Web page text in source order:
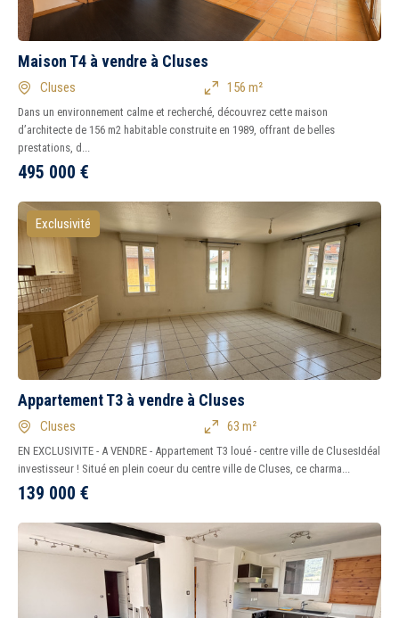
Maison T4 à vendre à Cluses
Cluses 156 m²
Dans un environnement calme et recherché, découvrez cette maison
d’architecte de 156 m2 habitable construite en 1989, offrant de belles
prestations, d...
495 000 €
Exclusivité
Appartement T3 à vendre à Cluses
Cluses 63 m²
EN EXCLUSIVITE - A VENDRE - Appartement T3 loué - centre ville de ClusesIdéal
investisseur ! Situé en plein coeur du centre ville de Cluses, ce charma...
139 000 €